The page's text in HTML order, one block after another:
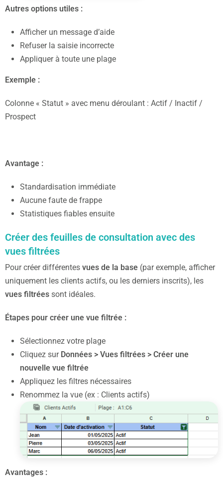
Autres options utiles :
Afficher un message d’aide
Refuser la saisie incorrecte
Appliquer à toute une plage
Exemple :
Colonne « Statut » avec menu déroulant : Actif / Inactif /
Prospect
Avantage :
Standardisation immédiate
Aucune faute de frappe
Statistiques fiables ensuite
Créer des feuilles de consultation avec des
vues filtrées
Pour créer différentes vues de la base (par exemple, afficher
uniquement les clients actifs, ou les derniers inscrits), les
vues filtrées sont idéales.
Étapes pour créer une vue filtrée :
Sélectionnez votre plage
Cliquez sur Données > Vues filtrées > Créer une
nouvelle vue filtrée
Appliquez les filtres nécessaires
Renommez la vue (ex : Clients actifs)
Avantages :